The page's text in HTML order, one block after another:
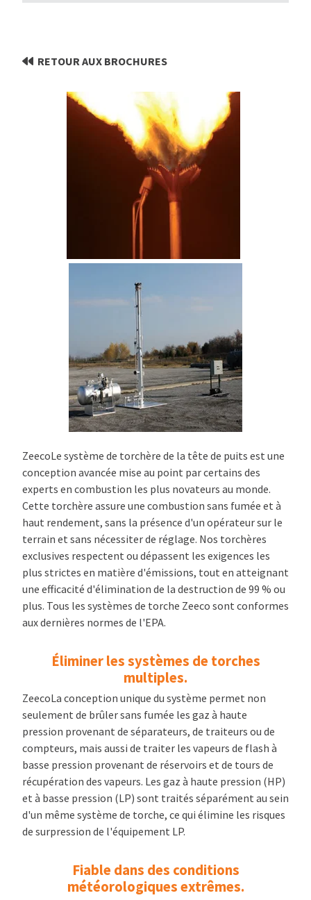
RETOUR AUX BROCHURES
ZeecoLe système de torchère de la tête de puits est une
conception avancée mise au point par certains des
experts en combustion les plus novateurs au monde.
Cette torchère assure une combustion sans fumée et à
haut rendement, sans la présence d'un opérateur sur le
terrain et sans nécessiter de réglage. Nos torchères
exclusives respectent ou dépassent les exigences les
plus strictes en matière d'émissions, tout en atteignant
une efficacité d'élimination de la destruction de 99 % ou
plus. Tous les systèmes de torche Zeeco sont conformes
aux dernières normes de l'EPA.
Éliminer les systèmes de torches
multiples.
ZeecoLa conception unique du système permet non
seulement de brûler sans fumée les gaz à haute
pression provenant de séparateurs, de traiteurs ou de
compteurs, mais aussi de traiter les vapeurs de flash à
basse pression provenant de réservoirs et de tours de
récupération des vapeurs. Les gaz à haute pression (HP)
et à basse pression (LP) sont traités séparément au sein
d'un même système de torche, ce qui élimine les risques
de surpression de l'équipement LP.
Fiable dans des conditions
météorologiques extrêmes.